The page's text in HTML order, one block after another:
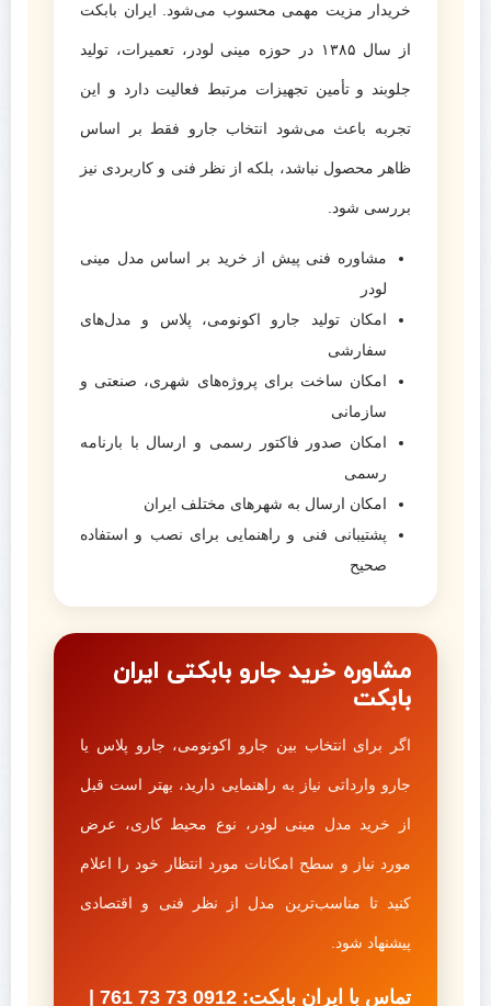
خریدار مزیت مهمی محسوب می‌شود. ایران بابکت
از سال ۱۳۸۵ در حوزه مینی لودر، تعمیرات، تولید
جلوبند و تأمین تجهیزات مرتبط فعالیت دارد و این
تجربه باعث می‌شود انتخاب جارو فقط بر اساس
ظاهر محصول نباشد، بلکه از نظر فنی و کاربردی نیز
بررسی شود.
مشاوره فنی پیش از خرید بر اساس مدل مینی
لودر
امکان تولید جارو اکونومی، پلاس و مدل‌های
سفارشی
امکان ساخت برای پروژه‌های شهری، صنعتی و
سازمانی
امکان صدور فاکتور رسمی و ارسال با بارنامه
رسمی
امکان ارسال به شهرهای مختلف ایران
پشتیبانی فنی و راهنمایی برای نصب و استفاده
صحیح
مشاوره خرید جارو بابکتی ایران
بابکت
اگر برای انتخاب بین جارو اکونومی، جارو پلاس یا
جارو وارداتی نیاز به راهنمایی دارید، بهتر است قبل
از خرید مدل مینی لودر، نوع محیط کاری، عرض
مورد نیاز و سطح امکانات مورد انتظار خود را اعلام
کنید تا مناسب‌ترین مدل از نظر فنی و اقتصادی
پیشنهاد شود.